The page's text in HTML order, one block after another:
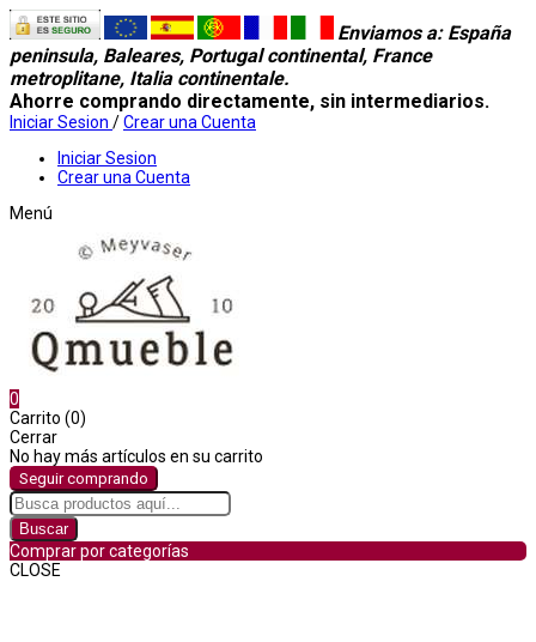
Enviamos a: España
peninsula, Baleares, Portugal continental, France
metroplitane, Italia continentale.
Ahorre comprando directamente, sin intermediarios.
Iniciar Sesion /Crear una Cuenta
Iniciar Sesion
Crear una Cuenta
Menú
0
Carrito (0)
Cerrar
No hay más artículos en su carrito
Seguir comprando
Buscar
Comprar por categorías
CLOSE